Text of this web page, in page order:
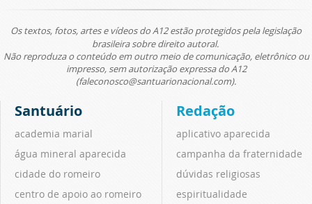
Os textos, fotos, artes e vídeos do A12 estão protegidos pela legislação
brasileira sobre direito autoral.
Não reproduza o conteúdo em outro meio de comunicação, eletrônico ou
impresso, sem autorização expressa do A12
(faleconosco@santuarionacional.com).
Santuário
academia marial
água mineral aparecida
cidade do romeiro
centro de apoio ao romeiro
Redação
aplicativo aparecida
campanha da fraternidade
dúvidas religiosas
espiritualidade